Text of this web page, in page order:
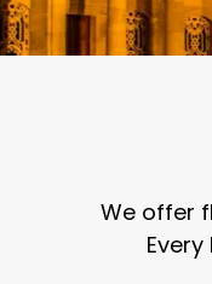
We offer